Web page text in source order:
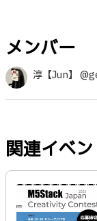
メンバー
淳【Jun】
関連イベ